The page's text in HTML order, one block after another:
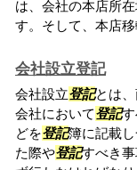
は、会社の本店所
す。そして、本店
会社設立登記
会社設立登記とは
会社において登記
どを登記簿に記載
た際や登記すべき